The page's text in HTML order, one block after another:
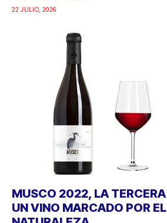
22 JULIO, 2026
MUSCO 2022, LA TERCERA
UN VINO MARCADO POR